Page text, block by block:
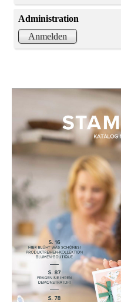
Administration
Anmelden